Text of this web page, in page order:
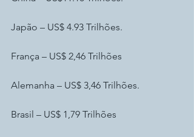
Japão – US$ 4.93 Trilhões.
França – US$ 2,46 Trilhões
Alemanha – US$ 3,46 Trilhões.
Brasil – US$ 1,79 Trilhões